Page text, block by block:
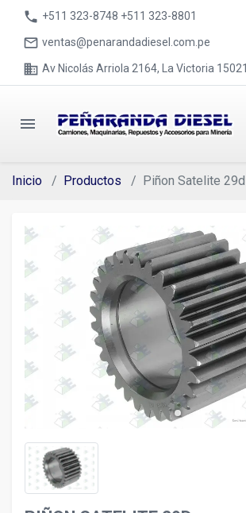
phone +511 323-8748 +511 323-8801
mail_outline ventas@penarandadiesel.com.pe
business Av Nicolás Arriola 2164, La Victoria 15021
menu
Inicio Productos Piñon Satelite 29d